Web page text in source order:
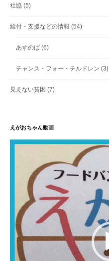
社協 (5)
給付・支援などの情報 (54)
あすのば (6)
チャンス・フォー・チルドレン (3)
見えない貧困 (7)
えがおちゃん動画
動